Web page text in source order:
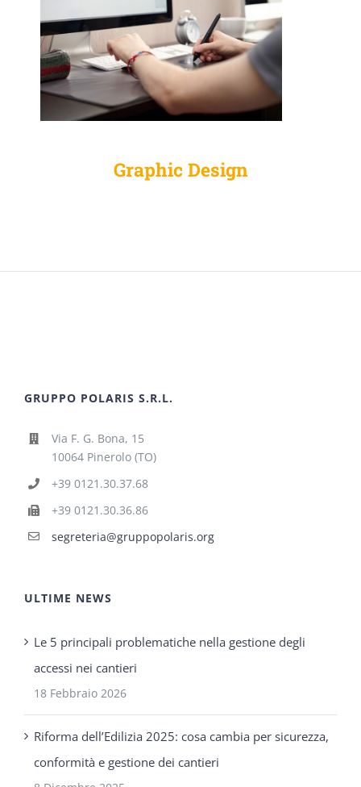
Graphic Design
GRUPPO POLARIS S.R.L.
Via F. G. Bona, 15
10064 Pinerolo (TO)
+39 0121.30.37.68
+39 0121.30.36.86
segreteria@gruppopolaris.org
ULTIME NEWS
Le 5 principali problematiche nella gestione degli
accessi nei cantieri
18 Febbraio 2026
Riforma dell’Edilizia 2025: cosa cambia per sicurezza,
conformità e gestione dei cantieri